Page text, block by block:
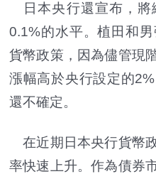
日本央行還宣布，將
0.1%的水平。植田和
貨幣政策，因為儘管現
漲幅高於央行設定的
還不確定。
在近期日本央行貨幣
率快速上升。作為債券